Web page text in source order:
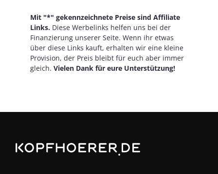
Mit "*" gekennzeichnete Preise sind Affiliate
Links. Diese Werbelinks helfen uns bei der
Finanzierung unserer Seite. Wenn ihr etwas
über diese Links kauft, erhalten wir eine kleine
Provision, der Preis bleibt für euch aber immer
gleich. Vielen Dank für eure Unterstützung!